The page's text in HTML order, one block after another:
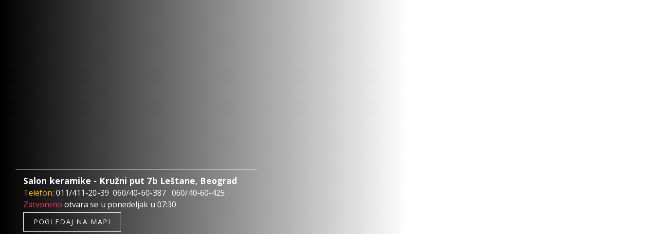
Salon keramike - Kružni put 7b Leštane, Beograd
Telefon: 011/411-20-39 060/40-60-387 060/40-60-425
Zatvoreno otvara se u ponedeljak u 07:30
POGLEDAJ NA MAPI